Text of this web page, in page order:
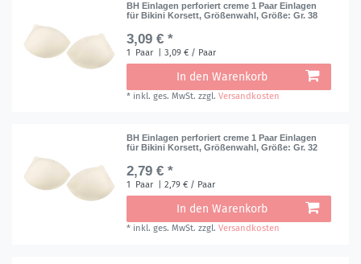
BH Einlagen perforiert creme 1 Paar Einlagen
für Bikini Korsett, Größenwahl, Größe: Gr. 38
3,09 € *
1 Paar | 3,09 € / Paar
In den Warenkorb
* inkl. ges. MwSt. zzgl.Versandkosten
BH Einlagen perforiert creme 1 Paar Einlagen
für Bikini Korsett, Größenwahl, Größe: Gr. 32
2,79 € *
1 Paar | 2,79 € / Paar
In den Warenkorb
* inkl. ges. MwSt. zzgl.Versandkosten